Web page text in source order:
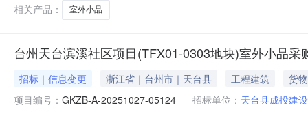
相关产品：
室外小品
台州天台滨溪社区项目(TFX01-0303地块)室外小品采
招标｜信息变更 浙江省｜台州市｜天台县 工程建筑
货物
项目编号： GKZB-A-20251027-05124 招标单位： 天台县成投建